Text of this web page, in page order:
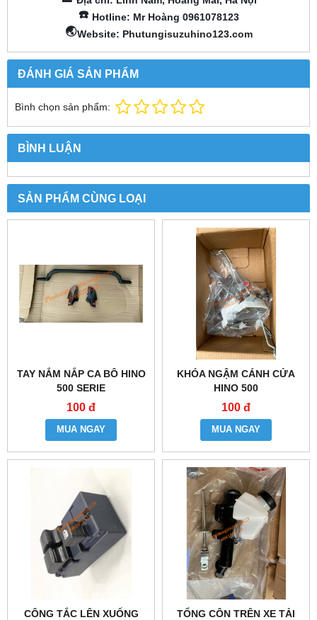
☎️ Hotline: Mr Hoàng 0961078123
🌏Website: Phutungisuzuhino123.com
ĐÁNH GIÁ SẢN PHẨM
Bình chọn sản phẩm:
BÌNH LUẬN
SẢN PHẨM CÙNG LOẠI
TAY NẮM NẮP CA BÔ HINO
500 SERIE
100 đ
MUA NGAY
KHÓA NGẬM CÁNH CỬA
HINO 500
100 đ
MUA NGAY
CÔNG TẮC LÊN XUỐNG
TỔNG CÔN TRÊN XE TẢI